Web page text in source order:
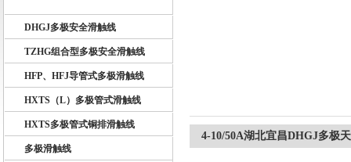
扬州市天翔电气有限公司
DHG多极滑触线
DHGJ多极安全滑触线
TZHG组合型多极安全滑触线
HFP、HFJ导管式多极滑触线
HXTS（L）多极管式滑触线
HXTS多极管式铜排滑触线
多极滑触线
4-10/50A湖北宜昌DHGJ多极